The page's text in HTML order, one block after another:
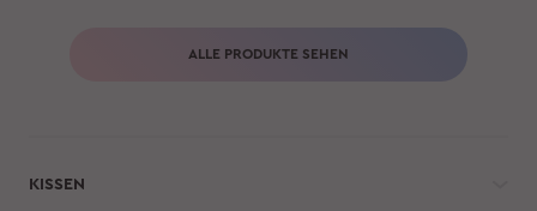
ALLE PRODUKTE SEHEN
KISSEN